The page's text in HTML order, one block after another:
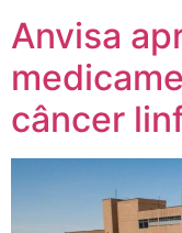
Anvisa
câncer